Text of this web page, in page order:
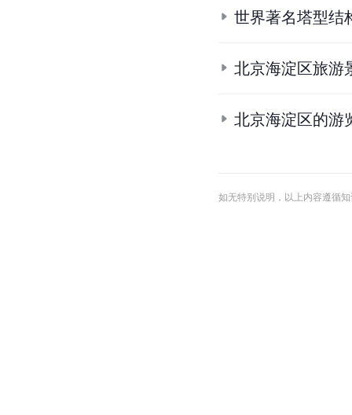
世界著名塔型结
北京海淀区旅游
北京海淀区的游
如无特别说明，以上内容遵循